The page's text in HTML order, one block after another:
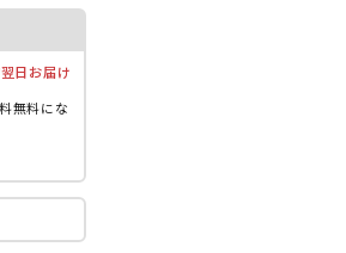
日お届け
無料にな